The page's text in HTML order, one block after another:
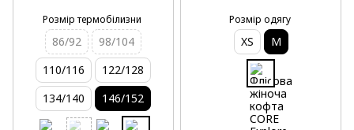
Розмір термобілизни
86/92
98/104
110/116
122/128
134/140
146/152
Розмір одягу
XS M